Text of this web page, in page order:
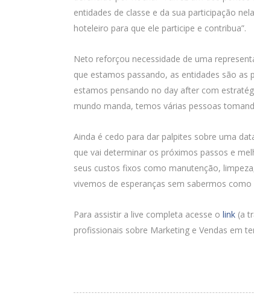
entidades de classe e da sua participação
hoteleiro para que ele participe e contribua”.
Neto reforçou necessidade de uma
que estamos passando, as entidades são
estamos pensando no day after com
mundo manda, temos várias pessoas
Ainda é cedo para dar palpites sobre uma
que vai determinar os próximos passos e
seus custos fixos como manutenção,
vivemos de esperanças sem sabermos
Para assistir a live completa acesse o link (a
profissionais sobre Marketing e Vendas em